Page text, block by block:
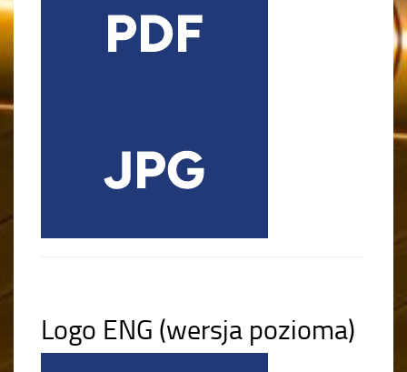
Logo ENG (wersja pozioma)